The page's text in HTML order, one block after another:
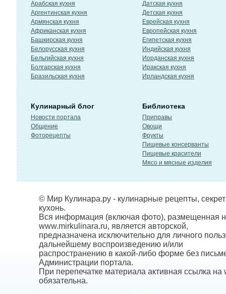
Арабская кухня
Аргентинская кухня
Армянская кухня
Африканская кухня
Башкирская кухня
Белорусская кухня
Бельгийская кухня
Болгарская кухня
Бразильская кухня
Датская кухня
Детская кухня
Еврейская кухня
Европейская кухня
Египетская кухня
Индийская кухня
Иорданская кухня
Иракская кухня
Ирландская кухня
Кулинарный блог
Новости портала
Общение
Фоторецепты
Библиотека
Приправы
Овощи
Фрукты
Пищевые консерванты
Пищевые красители
Мясо и мясные изделия
© Мир Кулинара.ру - кулинарные рецепты,
кухонь.
Вся информация (включая фото), размещенная
www.mirkulinara.ru, является авторской,
предназначена исключительно для личного
дальнейшему воспроизведению и/или
распространению в какой-либо форме без
Администрации портала.
При перепечатке материала активная ссылка на
обязательна.